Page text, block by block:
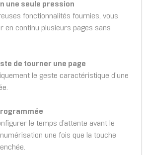
une seule pression
fonctionnalités fournies, vous
en continu plusieurs pages sans
de tourner une page
le geste caractéristique d’une
le temps d’attente avant le
une fois que la touche